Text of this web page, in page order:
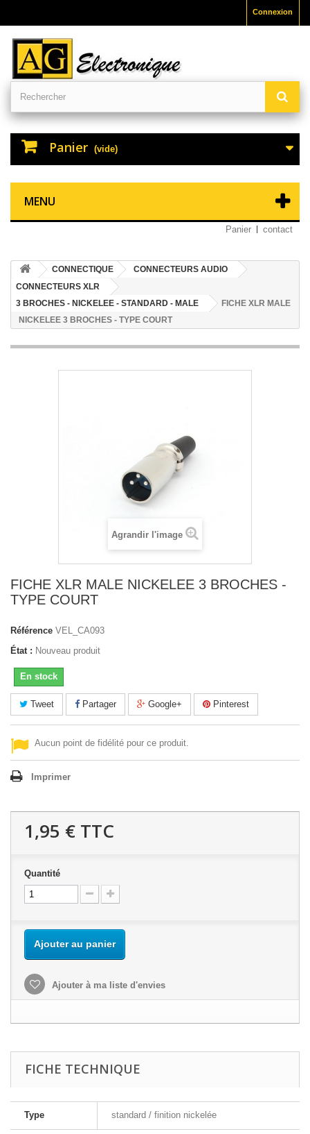
Connexion
Panier (vide)
MENU
Panier contact
CONNECTIQUE
CONNECTEURS AUDIO
CONNECTEURS XLR
3 BROCHES - NICKELEE - STANDARD - MALE
FICHE XLR MALE
NICKELEE 3 BROCHES - TYPE COURT
Agrandir l'image
FICHE XLR MALE NICKELEE 3 BROCHES -
TYPE COURT
Référence VEL_CA093
État : Nouveau produit
En stock
Tweet Partager Google+ Pinterest
Aucun point de fidélité pour ce produit.
Imprimer
1,95 € TTC
Quantité
Ajouter au panier
Ajouter à ma liste d'envies
FICHE TECHNIQUE
Type standard / finition nickelée